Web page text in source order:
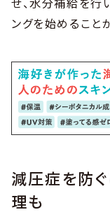
ングを始めること
減圧症を防
理も